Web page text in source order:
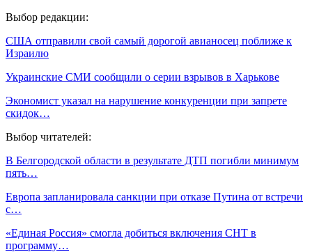
Выбор редакции:
США отправили свой самый дорогой авианосец поближе к
Израилю
Украинские СМИ сообщили о серии взрывов в Харькове
Экономист указал на нарушение конкуренции при запрете
скидок…
Выбор читателей:
В Белгородской области в результате ДТП погибли минимум
пять…
Европа запланировала санкции при отказе Путина от встречи
с…
«Единая Россия» смогла добиться включения СНТ в
программу…